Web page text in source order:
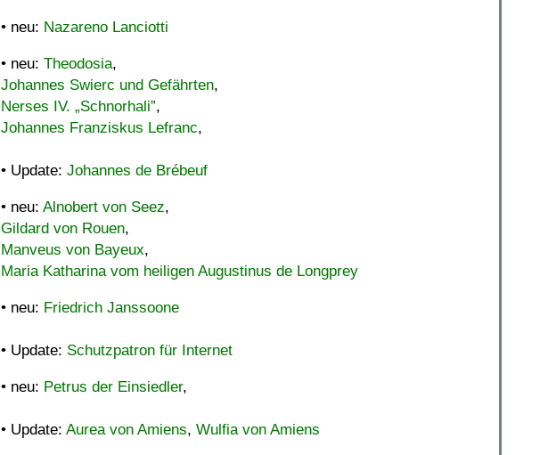
• neu: Nazareno Lanciotti
• neu: Theodosia,
Johannes Swierc und Gefährten,
Nerses IV. „Schnorhali”,
Johannes Franziskus Lefranc,
• Update: Johannes de Brébeuf
• neu: Alnobert von Seez,
Gildard von Rouen,
Manveus von Bayeux,
Maria Katharina vom heiligen Augustinus de Longprey
• neu: Friedrich Janssoone
• Update: Schutzpatron für Internet
• neu: Petrus der Einsiedler,
• Update: Aurea von Amiens, Wulfia von Amiens